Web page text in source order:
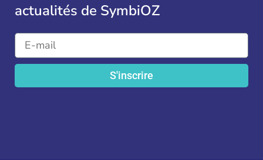
actualités de SymbiOZ
S'inscrire